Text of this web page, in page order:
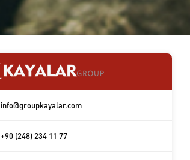
info@groupkayalar.com
+90 (248) 234 11 77